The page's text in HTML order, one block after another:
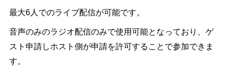
最大6人でのライブ配信が可能です。
音声のみのラジオ配信のみで使用可能となっており、ゲ
スト申請しホスト側が申請を許可することで参加できま
す。